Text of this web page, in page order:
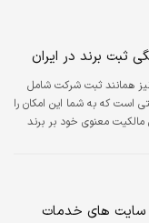
ثبت برند در ایران
نیز همانند ثبت شرکت شامل
است که به شما این امکان را
معنوی خود بر برند
سایت های خدمات